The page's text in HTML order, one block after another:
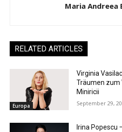
Maria Andreea
RELATED ARTICLES
Europa
Virginia
Träumen zum
Miniricii
September 29,
Irina Popescu